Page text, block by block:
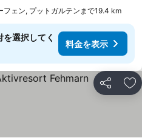
フェン, プットガルテンまで19.4 km
選択してく
料金を表示
シェア お